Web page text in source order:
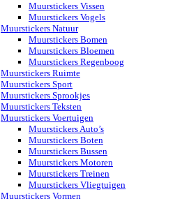
Muurstickers Vissen
Muurstickers Vogels
Muurstickers Natuur
Muurstickers Bomen
Muurstickers Bloemen
Muurstickers Regenboog
Muurstickers Ruimte
Muurstickers Sport
Muurstickers Sprookjes
Muurstickers Teksten
Muurstickers Voertuigen
Muurstickers Auto’s
Muurstickers Boten
Muurstickers Bussen
Muurstickers Motoren
Muurstickers Treinen
Muurstickers Vliegtuigen
Muurstickers Vormen